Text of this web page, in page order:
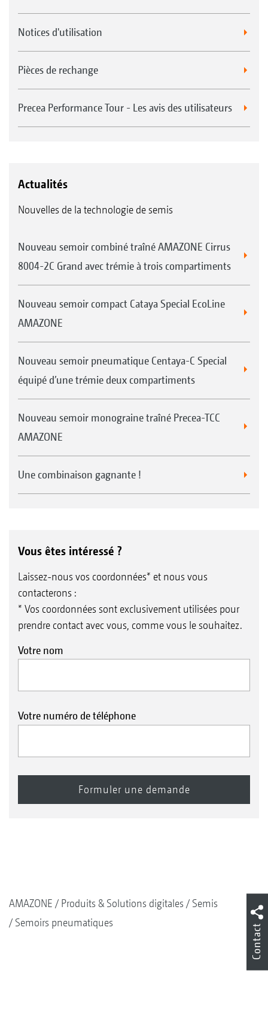
Notices d'utilisation
Pièces de rechange
Precea Performance Tour - Les avis des utilisateurs
Actualités
Nouvelles de la technologie de semis
Nouveau semoir combiné traîné AMAZONE Cirrus
8004-2C Grand avec trémie à trois compartiments
Nouveau semoir compact Cataya Special EcoLine
AMAZONE
Nouveau semoir pneumatique Centaya-C Special
équipé d’une trémie deux compartiments
Nouveau semoir monograine traîné Precea-TCC
AMAZONE
Une combinaison gagnante !
Vous êtes intéressé ?
Laissez-nous vos coordonnées* et nous vous
contacterons :
* Vos coordonnées sont exclusivement utilisées pour
prendre contact avec vous, comme vous le souhaitez.
Votre nom
Votre numéro de téléphone
AMAZONE Produits & Solutions digitales
Semis
Semoirs pneumatiques
Contact